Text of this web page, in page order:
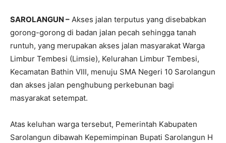
SAROLANGUN – Akses jalan terputus yang disebabkan
gorong-gorong di badan jalan pecah sehingga tanah
runtuh, yang merupakan akses jalan masyarakat Warga
Limbur Tembesi (Limsie), Kelurahan Limbur Tembesi,
Kecamatan Bathin VIII, menuju SMA Negeri 10 Sarolangun
dan akses jalan penghubung perkebunan bagi
masyarakat setempat.
Atas keluhan warga tersebut, Pemerintah Kabupaten
Sarolangun dibawah Kepemimpinan Bupati Sarolangun H